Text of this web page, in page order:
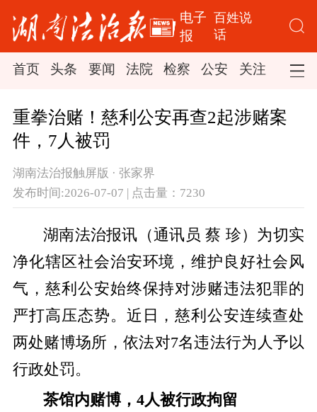
电子
报
百姓说
话
首页 头条 要闻 法院 检察 公安 关注 司法
重拳治赌！慈利公安再查2起涉赌案
件，7人被罚
湖南法治报触屏版 · 张家界
发布时间:2026-07-07 | 点击量：7230
湖南法治报讯（通讯员 蔡 珍）为切实
净化辖区社会治安环境，维护良好社会风
气，慈利公安始终保持对涉赌违法犯罪的
严打高压态势。近日，慈利公安连续查处
两处赌博场所，依法对7名违法行为人予以
行政处罚。
茶馆内赌博，4人被行政拘留